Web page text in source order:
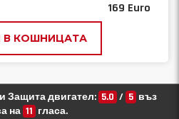
169 Euro
В КОШНИЦАТА
Защита двигател: 5.0 / 5 въз
на 11 гласа.